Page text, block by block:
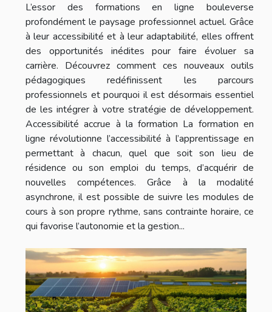
L’essor des formations en ligne bouleverse
profondément le paysage professionnel actuel. Grâce
à leur accessibilité et à leur adaptabilité, elles offrent
des opportunités inédites pour faire évoluer sa
carrière. Découvrez comment ces nouveaux outils
pédagogiques redéfinissent les parcours
professionnels et pourquoi il est désormais essentiel
de les intégrer à votre stratégie de développement.
Accessibilité accrue à la formation La formation en
ligne révolutionne l’accessibilité à l’apprentissage en
permettant à chacun, quel que soit son lieu de
résidence ou son emploi du temps, d’acquérir de
nouvelles compétences. Grâce à la modalité
asynchrone, il est possible de suivre les modules de
cours à son propre rythme, sans contrainte horaire, ce
qui favorise l’autonomie et la gestion...